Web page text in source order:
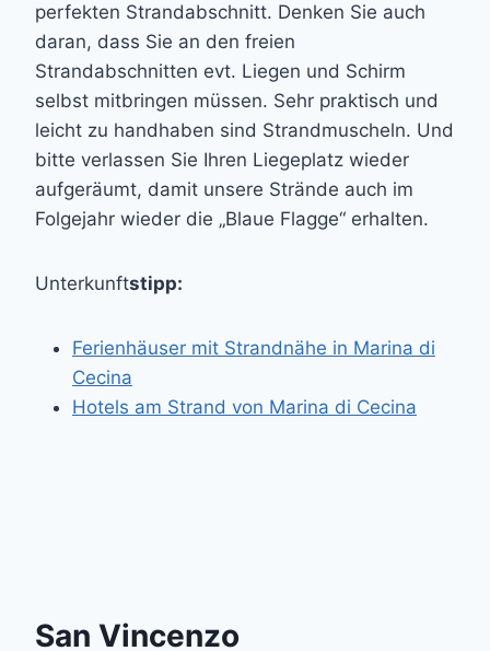
perfekten Strandabschnitt. Denken Sie auch
daran, dass Sie an den freien
Strandabschnitten evt. Liegen und Schirm
selbst mitbringen müssen. Sehr praktisch und
leicht zu handhaben sind Strandmuscheln. Und
bitte verlassen Sie Ihren Liegeplatz wieder
aufgeräumt, damit unsere Strände auch im
Folgejahr wieder die „Blaue Flagge“ erhalten.
Unterkunftstipp:
Ferienhäuser mit Strandnähe in Marina di
Cecina
Hotels am Strand von Marina di Cecina
San Vincenzo